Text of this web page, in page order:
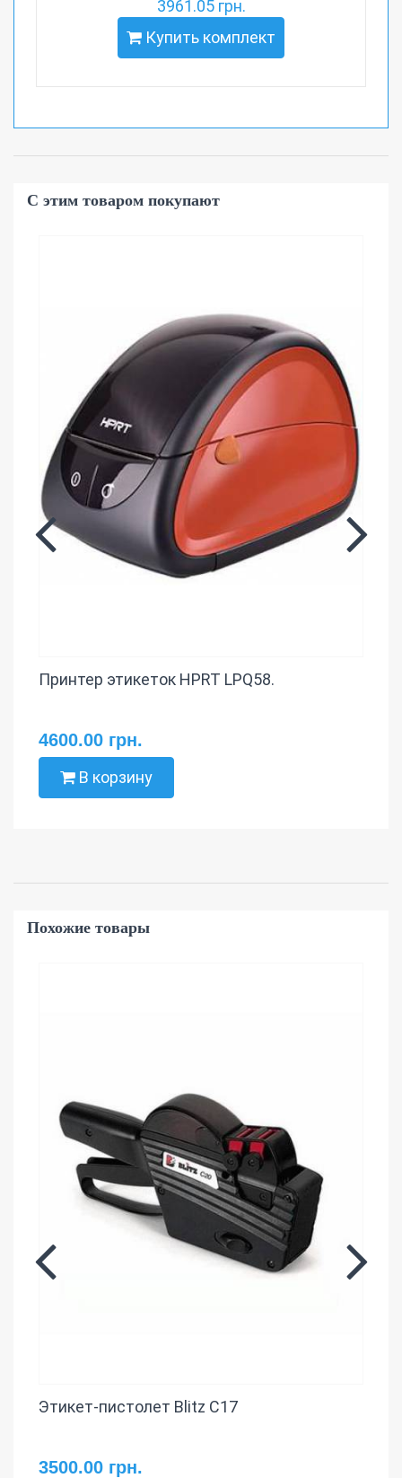
3961.05 грн.
Купить комплект
С этим товаром покупают
Принтер этикеток HPRT LPQ58.
4600.00 грн.
В корзину
Похожие товары
Этикет-пистолет Blitz C17
3500.00 грн.